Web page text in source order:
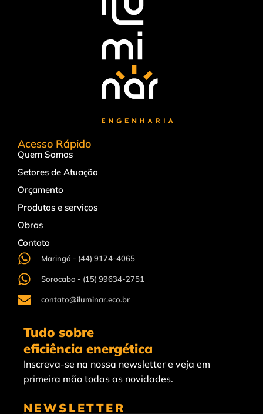
Acesso Rápido
Quem Somos
Setores de Atuação
Orçamento
Produtos e serviços
Obras
Contato
Maringá - (44) 9174-4065
Sorocaba - (15) 99634-2751
contato@iluminar.eco.br
Tudo sobre
eficiência energética
Inscreva-se na nossa newsletter e veja em
primeira mão todas as novidades.
NEWSLETTER